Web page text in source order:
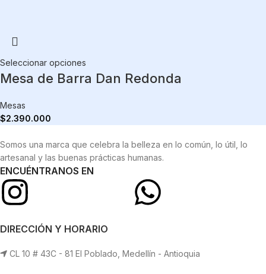
Seleccionar opciones
Mesa de Barra Dan Redonda
Mesas
$2.390.000
Somos una marca que celebra la belleza en lo común, lo útil, lo
artesanal y las buenas prácticas humanas.
ENCUÉNTRANOS EN
DIRECCIÓN Y HORARIO
CL 10 # 43C - 81 El Poblado, Medellín - Antioquia